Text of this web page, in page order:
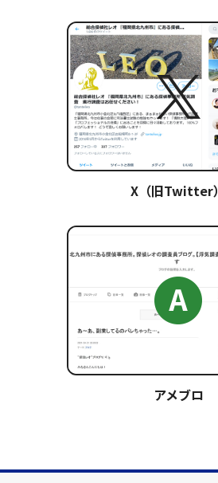
X（旧Twitter）
アメブロ